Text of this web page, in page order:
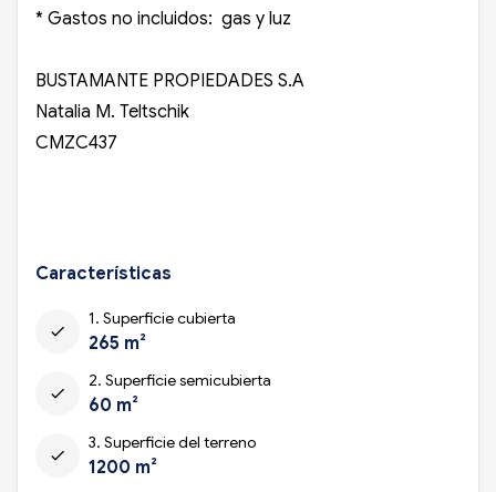
* Gastos no incluidos: gas y luz
BUSTAMANTE PROPIEDADES S.A
Natalia M. Teltschik
CMZC437
Características
check
1. Superficie cubierta
265 m²
check
2. Superficie semicubierta
60 m²
check
3. Superficie del terreno
1200 m²